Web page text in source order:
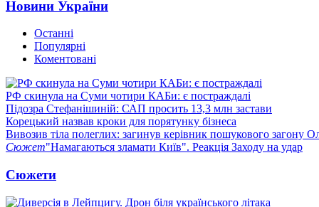
Новини України
Останні
Популярні
Коментовані
РФ скинула на Суми чотири КАБи: є постраждалі
Підозра Стефанішиній: САП просить 13,3 млн застави
Корецький назвав кроки для порятунку бізнеса
Вивозив тіла полеглих: загинув керівник пошукового загону
Сюжет"Намагаються зламати Київ". Реакція Заходу на удар
Сюжети